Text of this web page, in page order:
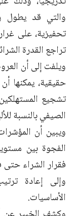
والتي قد يطول
تحفيزية، على
تراجع القدرة
ويلفت إلى أن
حقيقية، يمكنها
تشجيع
الصيفي بالنسبة
ويبين أن
الفجوة بين
فقرار الشراء
وإلى إعادة
الأساسيات.